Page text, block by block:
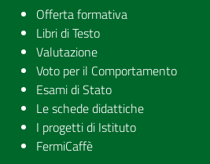
Offerta formativa
Libri di Testo
Valutazione
Voto per il Comportamento
Esami di Stato
Le schede didattiche
I progetti di Istituto
FermiCaffè